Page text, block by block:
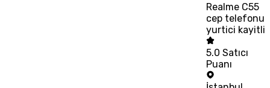
Realme C55
cep telefonu
yurtici kayitli
5.0 Satıcı
Puanı